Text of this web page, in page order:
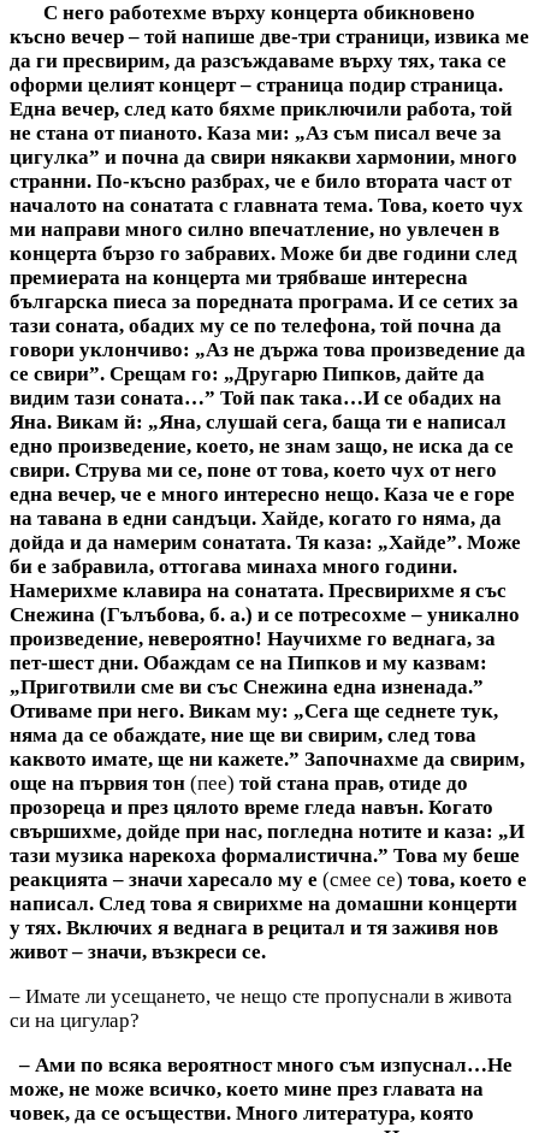
С него работехме върху концерта обикновено
късно вечер – той напише две-три страници, извика ме
да ги пресвирим, да разсъждаваме върху тях, така се
оформи целият концерт – страница подир страница.
Една вечер, след като бяхме приключили работа, той
не стана от пианото. Каза ми: „Аз съм писал вече за
цигулка” и почна да свири някакви хармонии, много
странни. По-късно разбрах, че е било втората част от
началото на сонатата с главната тема. Това, което чух
ми направи много силно впечатление, но увлечен в
концерта бързо го забравих. Може би две години след
премиерата на концерта ми трябваше интересна
българска пиеса за поредната програма. И се сетих за
тази соната, обадих му се по телефона, той почна да
говори уклончиво: „Аз не държа това произведение да
се свири”. Срещам го: „Другарю Пипков, дайте да
видим тази соната…” Той пак така…И се обадих на
Яна. Викам й: „Яна, слушай сега, баща ти е написал
едно произведение, което, не знам защо, не иска да се
свири. Струва ми се, поне от това, което чух от него
една вечер, че е много интересно нещо. Каза че е горе
на тавана в едни сандъци. Хайде, когато го няма, да
дойда и да намерим сонатата. Тя каза: „Хайде”. Може
би е забравила, оттогава минаха много години.
Намерихме клавира на сонатата. Пресвирихме я със
Снежина (Гълъбова, б. а.) и се потресохме – уникално
произведение, невероятно! Научихме го веднага, за
пет-шест дни. Обаждам се на Пипков и му казвам:
„Приготвили сме ви със Снежина една изненада.”
Отиваме при него. Викам му: „Сега ще седнете тук,
няма да се обаждате, ние ще ви свирим, след това
каквото имате, ще ни кажете.” Започнахме да свирим,
още на първия тон (пее) той стана прав, отиде до
прозореца и през цялото време гледа навън. Когато
свършихме, дойде при нас, погледна нотите и каза: „И
тази музика нарекоха формалистична.” Това му беше
реакцията – значи харесало му е (смее се) това, което е
написал. След това я свирихме на домашни концерти
у тях. Включих я веднага в рецитал и тя заживя нов
живот – значи, възкреси се.
– Имате ли усещането, че нещо сте пропуснали в живота
си на цигулар?
– Ами по всяка вероятност много съм изпуснал…Не
може, не може всичко, което мине през главата на
човек, да се осъществи. Много литература, която